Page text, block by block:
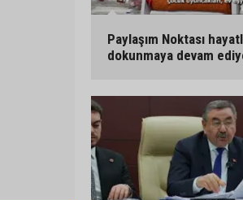
Paylaşım Noktası
dokunmaya devam